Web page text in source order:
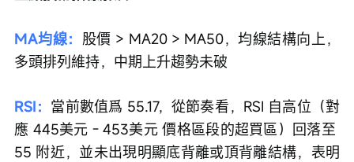
MA均線： 股價 > MA20 > MA50，均線結構向上，
多頭排列維持，中期上升趨勢未破
RSI： 當前數值爲 55.17，從節奏看，RSI 自高位（對
應 445美元 - 453美元 價格區段的超買區）回落至
55 附近，並未出現明顯底背離或頂背離結構，表明